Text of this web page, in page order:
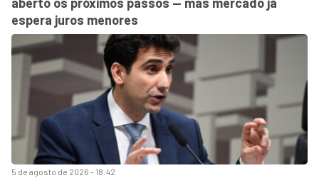
5 de agosto de 2026 - 18:42
espera juros menores